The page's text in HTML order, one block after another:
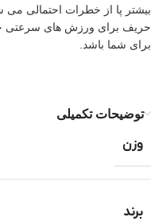
بیشتر پا از خطرات احتمالی
حریف برای ورزش های سرعتی
برای شما باشد.
توضیحات تکمیلی
وزن
برند